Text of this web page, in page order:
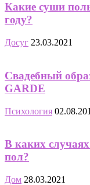
Какие суши
году?
Досуг 23.03.2021
Свадебный
GARDE
Психология
В каких
пол?
Дом 28.03.2021